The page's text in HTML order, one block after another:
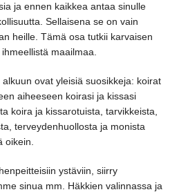
ja ennen kaikkea antaa sinulle
Sellaisena se on vain
heille. Tämä osa tutkii karvaisen
maailmaa.
ovat yleisiä suosikkeja: koirat
aiheeseen koirasi ja kissasi
koira ja kissarotuista, tarvikkeista,
terveydenhuollosta ja monista
oikein.
ystäviin, siirry
sinua mm. Häkkien valinnassa ja